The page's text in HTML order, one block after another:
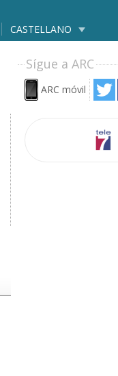
CASTELLANO
Sígue a ARC
ARC móvil